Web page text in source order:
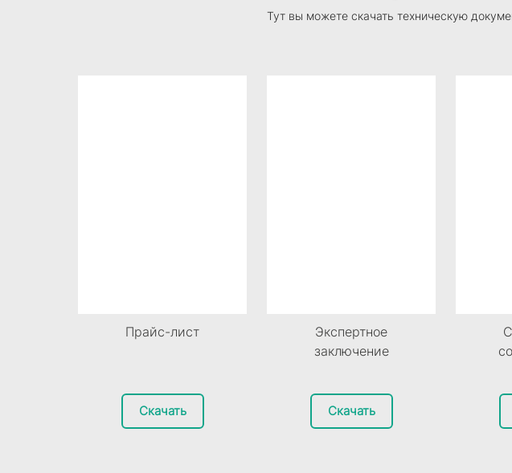
Тут вы можете скачать техническую
Прайс-лист
Скачать
Экспертное
заключение
Скачать